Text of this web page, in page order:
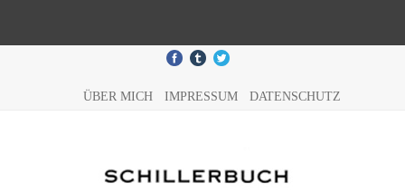
ÜBER MICH IMPRESSUM DATENSCHUTZ